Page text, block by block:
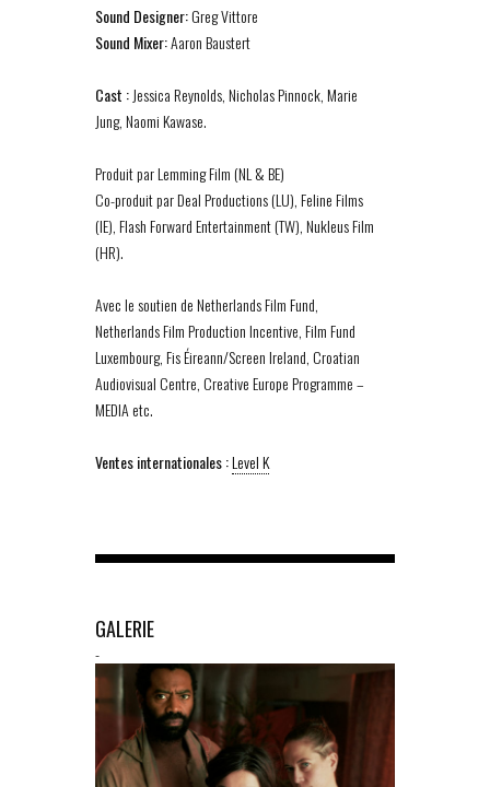
Sound Designer:Greg Vittore
Sound Mixer:Aaron Baustert
Cast :Jessica Reynolds, Nicholas Pinnock, Marie
Jung, Naomi Kawase.
Produit par Lemming Film (NL & BE)
Co-produit par Deal Productions (LU), Feline Films
(IE), Flash Forward Entertainment (TW), Nukleus Film
(HR).
Avec le soutien de Netherlands Film Fund,
Netherlands Film Production Incentive, Film Fund
Luxembourg, Fis Éireann/Screen Ireland, Croatian
Audiovisual Centre, Creative Europe Programme –
MEDIA etc.
Ventes internationales :Level K
GALERIE
-